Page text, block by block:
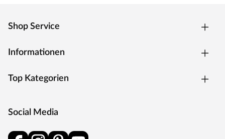
Shop Service
Informationen
Top Kategorien
Social Media